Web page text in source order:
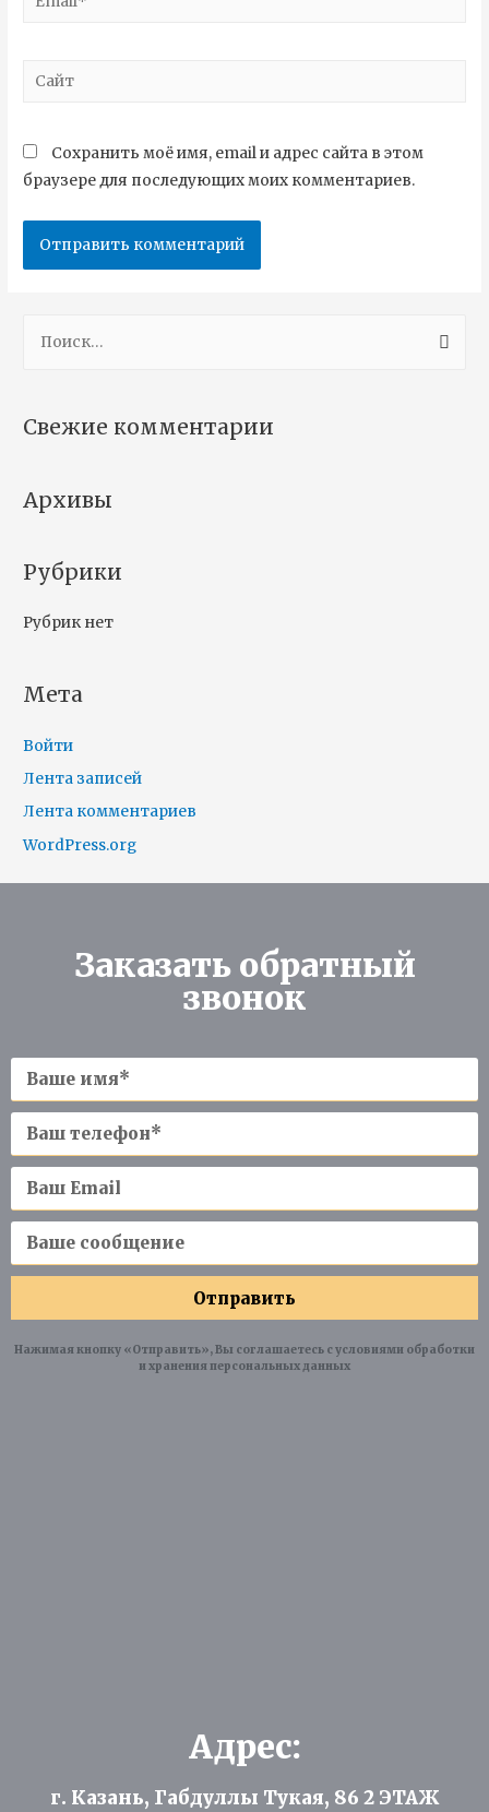
Сохранить моё имя, email и адрес сайта в этом
браузере для последующих моих комментариев.
Свежие комментарии
Архивы
Рубрики
Рубрик нет
Мета
Войти
Лента записей
Лента комментариев
WordPress.org
Заказать обратный
звонок
Отправить
Нажимая кнопку «Отправить», Вы соглашаетесь с условиями обработки
и хранения персональных данных
Адрес:
г. Казань, Габдуллы Тукая, 86 2 ЭТАЖ